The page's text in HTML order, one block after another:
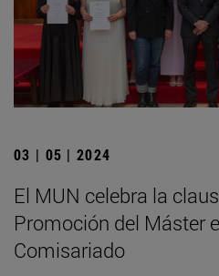
03 | 05 | 2024
El MUN celebra la
Promoción del Máster
Comisariado